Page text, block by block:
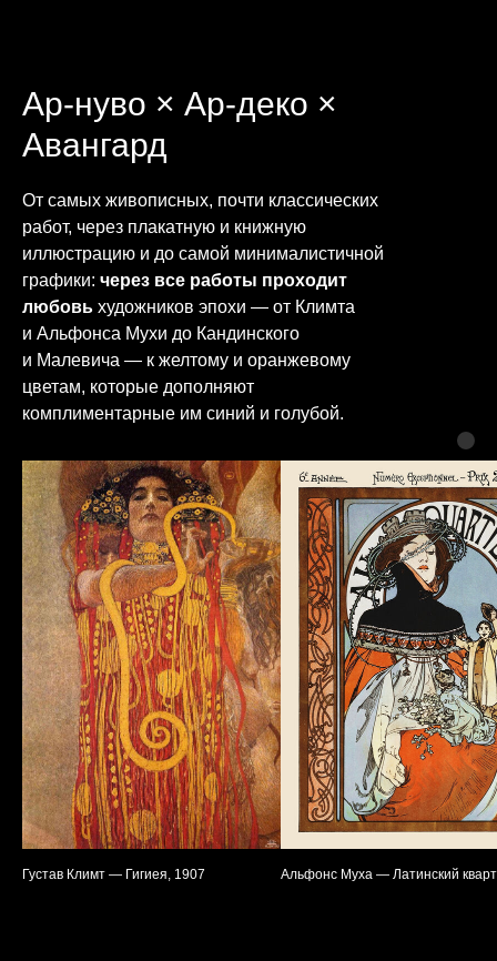
Ар-нуво × Ар-деко ×
Авангард
От самых живописных, почти классических
работ, через плакатную и книжную
иллюстрацию и до самой минималистичной
графики: через все работы проходит
любовь художников эпохи — от Климта
и Альфонса Мухи до Кандинского
и Малевича — к желтому и оранжевому
цветам, которые дополняют
комплиментарные им синий и голубой.
Густав Климт — Гигиея, 1907 Альфонс Муха — Латинский